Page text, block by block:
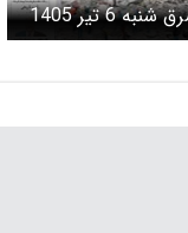
روزنامه شرق شنبه 6 تیر 1405